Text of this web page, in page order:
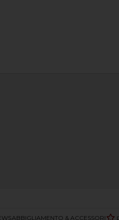
ABBIGLIAMENTO & ACCESSORI